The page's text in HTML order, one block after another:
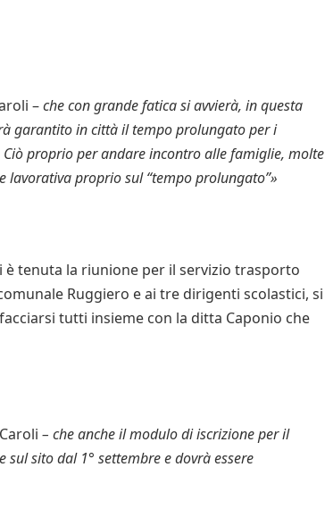
–che con grande fatica si avvierà, in questa
garantito in città il tempo prolungato per i
proprio per andare incontro alle famiglie, molte
proprio sul “tempo prolungato”»
è tenuta la riunione per il servizio trasporto
Ruggiero e ai tre dirigenti scolastici, si
tutti insieme con la ditta Caponio che
– che anche il modulo di iscrizione per il
sito dal 1° settembre e dovrà essere